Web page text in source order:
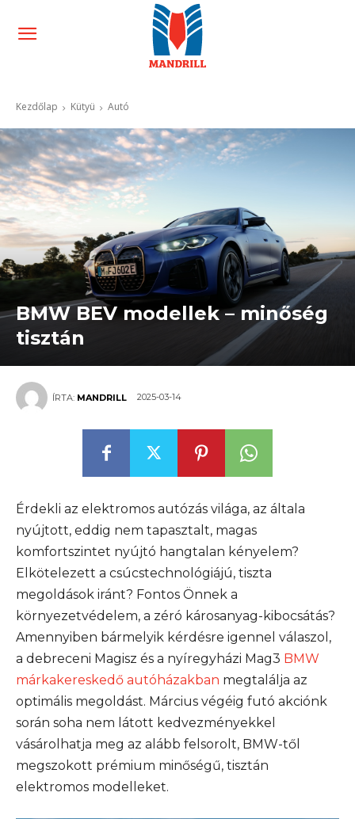
Kezdőlap Kütyü Autó
BMW BEV modellek – minőség
tisztán
ÍRTA: MANDRILL 2025-03-14
Érdekli az elektromos autózás világa, az általa
nyújtott, eddig nem tapasztalt, magas
komfortszintet nyújtó hangtalan kényelem?
Elkötelezett a csúcstechnológiájú, tiszta
megoldások iránt? Fontos Önnek a
környezetvédelem, a zéró károsanyag-kibocsátás?
Amennyiben bármelyik kérdésre igennel válaszol,
a debreceni Magisz és a nyíregyházi Mag3 BMW
márkakereskedő autóházakban megtalálja az
optimális megoldást. Március végéig futó akciónk
során soha nem látott kedvezményekkel
vásárolhatja meg az alább felsorolt, BMW-től
megszokott prémium minőségű, tisztán
elektromos modelleket.